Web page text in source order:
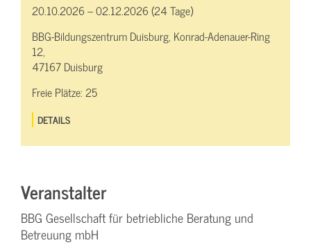
20.10.2026 – 02.12.2026 (24 Tage)
BBG-Bildungszentrum Duisburg, Konrad-Adenauer-Ring
12,
47167 Duisburg
Freie Plätze:25
DETAILS
Veranstalter
BBG Gesellschaft für betriebliche Beratung und
Betreuung mbH